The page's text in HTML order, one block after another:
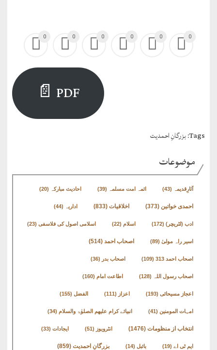
0 0 0 0 0 0
PDF 📄
Tags: بزرگانِ احمدیت
موضوعات
آثارِقدیمہ (43) ائمہ امت مسلمہ (39) احادیث مبارکہ (20)
احمدی خواتین (373) اخلاقیات (833) اداریہ (44)
ادب (لٹریچر) (172) اسلام (22) اسلامی اصول کی فلاسفی (23)
اسیر راہ مولیٰ (89) اصحاب احمد (514)
اصحاب احمد 313 (109) اصحاب بدر (36)
اصحاب رسول اللہ (128) اطاعت امام (160)
اعجاز مسیحائی (193) اعزاز (111) الفضل (155)
امہات المومنین (41) انبیائے کرام علیھم الصلوٰۃ والسلام (34)
انتخاب از منظومات (1476) انٹرویوز (51) ایجادات (33)
ایم ٹی اے (19) بائبل (14) بزرگانِ احمدیت (859)